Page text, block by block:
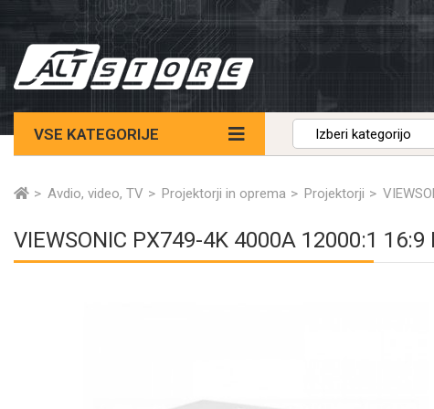
VSE KATEGORIJE
Avdio, video, TV Projektorji in oprema Projektorji
VIEWSONIC PX749-4K 4000A 12000:1 16:9